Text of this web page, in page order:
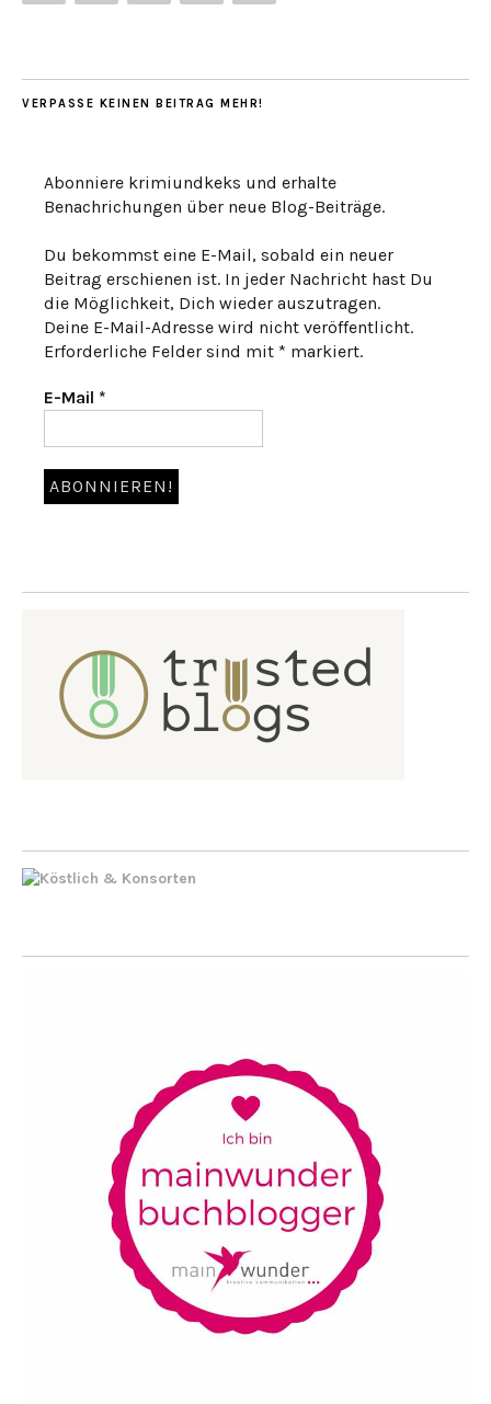
VERPASSE KEINEN BEITRAG MEHR!
Abonniere krimiundkeks und erhalte
Benachrichungen über neue Blog-Beiträge.
Du bekommst eine E-Mail, sobald ein neuer
Beitrag erschienen ist. In jeder Nachricht hast Du
die Möglichkeit, Dich wieder auszutragen.
Deine E-Mail-Adresse wird nicht veröffentlicht.
Erforderliche Felder sind mit * markiert.
E-Mail *